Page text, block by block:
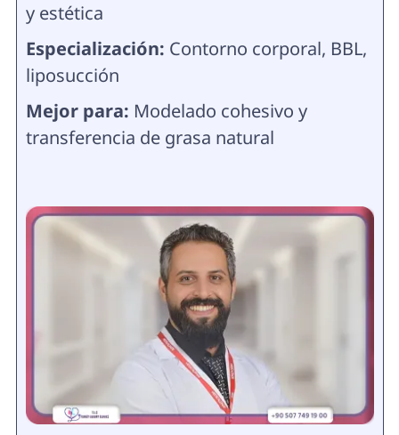
y estética
Especialización: Contorno corporal, BBL,
liposucción
Mejor para: Modelado cohesivo y
transferencia de grasa natural